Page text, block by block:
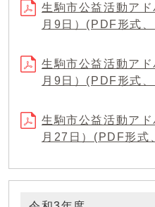
生駒市公益活動ア
月9日）(PDF形式
生駒市公益活動ア
月9日）(PDF形式
生駒市公益活動ア
月27日）(PDF形